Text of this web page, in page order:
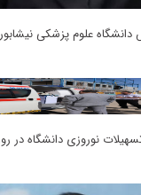
علوم پزشکی
نوروزی دانشگاه در